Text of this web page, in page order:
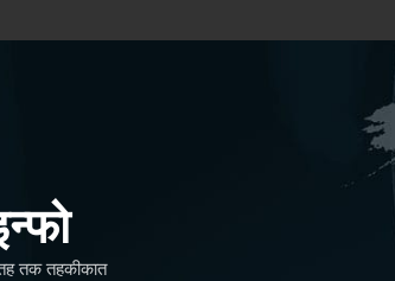
तक तहकीकात